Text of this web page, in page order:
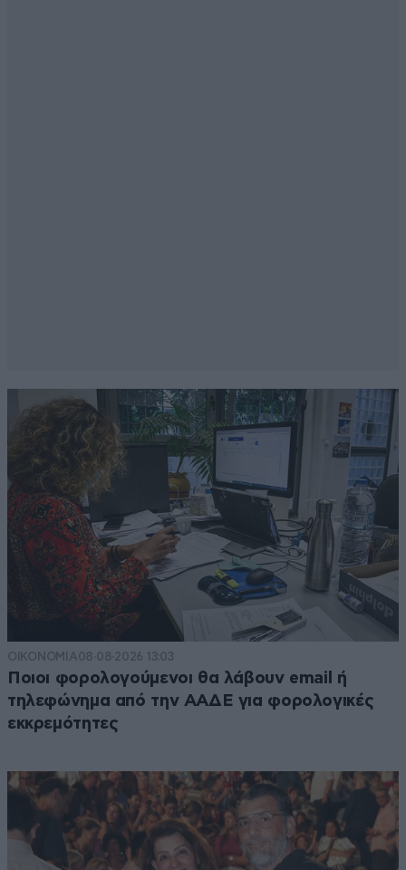
ΟΙΚΟΝΟΜΙΑ08·08·2026 13:03
Ποιοι φορολογούμενοι θα λάβουν email ή
τηλεφώνημα από την ΑΑΔΕ για φορολογικές
εκκρεμότητες